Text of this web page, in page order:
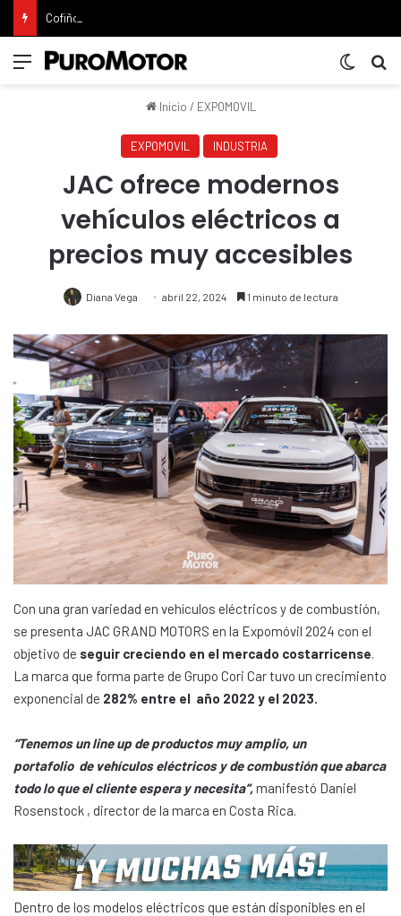
Menú
Inicio / EXPOMOVIL
EXPOMOVIL INDUSTRIA
JAC ofrece modernos
vehículos eléctricos a
precios muy accesibles
Diana Vega abril 22, 2024 1 minuto de lectura
Con una gran variedad en vehículos eléctricos y de combustión,
se presenta JAC GRAND MOTORS en la Expomóvil 2024 con el
objetivo de seguir creciendo en el mercado costarricense.
La marca que forma parte de Grupo Cori Car tuvo un crecimiento
exponencial de 282% entre el año 2022 y el 2023.
“Tenemos un line up de productos muy amplio, un
portafolio de vehículos eléctricos y de combustión que abarca
todo lo que el cliente espera y necesita”,manifestó Daniel
Rosenstock , director de la marca en Costa Rica.
Dentro de los modelos eléctricos que están disponibles en el